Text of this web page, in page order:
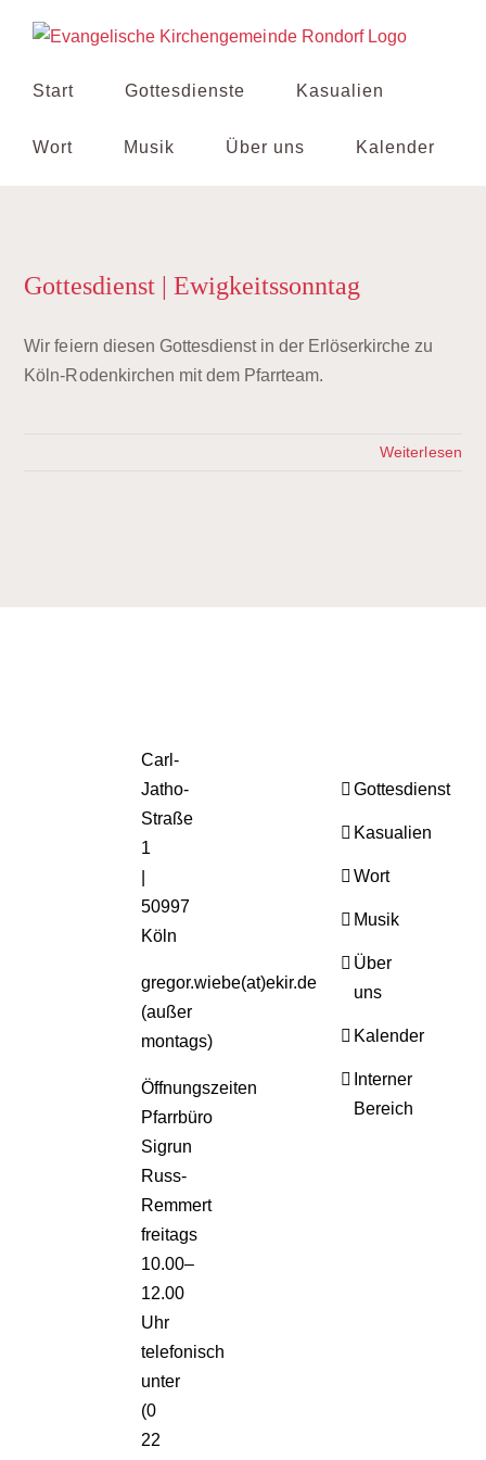
Inhalt
Start
Gottesdienste Kasualien
Wort Musik Über uns Kalender
Gottesdienst | Ewigkeitssonntag
Wir feiern diesen Gottesdienst in der Erlöserkirche zu
Köln-Rodenkirchen mit dem Pfarrteam.
Weiterlesen
Carl-
Jatho-
Straße
1
50997
Köln
gregor.wiebe(at)ekir.de
(außer
montags)
Öffnungszeiten
Pfarrbüro
Sigrun
Russ-
Remmert
freitags
10.00–
12.00
Uhr
telefonisch
unter
(0
22
Gottesdienst
Kasualien
Wort
Musik
Über
uns
Kalender
Interner
Bereich